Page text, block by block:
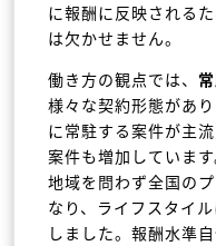
に報酬に反映される
は欠かせません。
働き方の観点では、
様々な契約形態があ
に常駐する案件が主
案件も増加していま
地域を問わず全国の
なり、ライフスタイ
しました。報酬水準